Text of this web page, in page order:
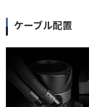
ケーブル配置